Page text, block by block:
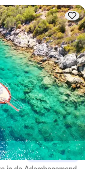
Nieuwe boot